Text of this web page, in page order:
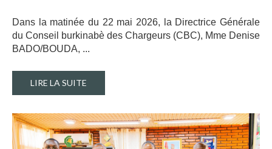
Dans la matinée du 22 mai 2026, la Directrice Générale
du Conseil burkinabè des Chargeurs (CBC), Mme Denise
BADO/BOUDA, ...
LIRE LA SUITE